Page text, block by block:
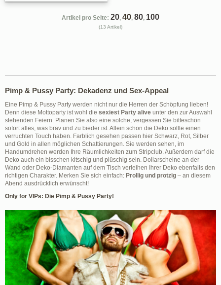
Artikel pro Seite: 20, 40, 80, 100
(13 Artikel)
Pimp & Pussy Party: Dekadenz und Sex-Appeal
Eine Pimp & Pussy Party werden nicht nur die Herren der Schöpfung lieben!
Denn diese Mottoparty ist wohl die sexiest Party alive unter den zur Auswahl
stehenden Feiern. Planen Sie also eine solche, vergessen Sie bitteschön
sofort alles, was brav und zu bieder ist. Allein schon die Deko sollte einen
verruchten Touch haben. Farblich gesehen passen hier Schwarz, Rot, Silber
und Gold in allen möglichen Schattierungen. Sie werden sehen, im
Handumdrehen werden Ihre Räumlichkeiten zum Stripclub. Außerdem darf die
Deko auch ein bisschen kitschig und plüschig sein. Dollarscheine an der
Wand oder Deko-Diamanten auf dem Tisch verleihen Ihrer Deko ebenfalls den
richtigen Charakter. Merken Sie sich einfach: Prollig und protzig – an diesem
Abend ausdrücklich erwünscht!
Only for VIPs: Die Pimp & Pussy Party!